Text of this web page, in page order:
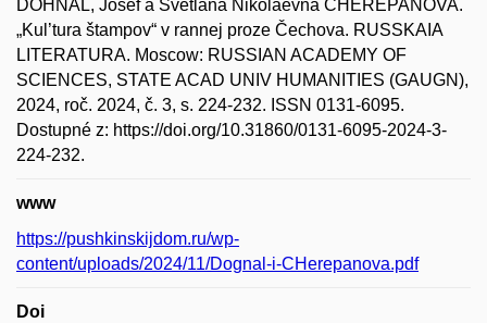
DOHNAL, Josef a Svetlana Nikolaevna CHEREPANOVA.
„Kul’tura štampov“ v rannej proze Čechova. RUSSKAIA
LITERATURA. Moscow: RUSSIAN ACADEMY OF
SCIENCES, STATE ACAD UNIV HUMANITIES (GAUGN),
2024, roč. 2024, č. 3, s. 224-232. ISSN 0131-6095.
Dostupné z: https://doi.org/10.31860/0131-6095-2024-3-
224-232.
www
https://pushkinskijdom.ru/wp-
content/uploads/2024/11/Dognal-i-CHerepanova.pdf
Doi